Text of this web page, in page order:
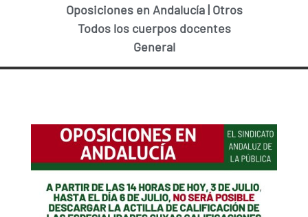
Oposiciones en Andalucía| Otros
Todos los cuerpos docentes
General